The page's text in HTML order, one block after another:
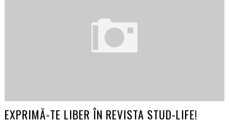
EXPRIMĂ-TE LIBER ÎN REVISTA STUD-LIFE!